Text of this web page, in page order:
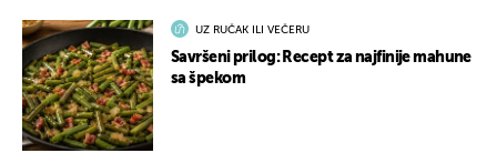
UZ RUČAK ILI VEČERU
Savršeni prilog: Recept za najfinije mahune
sa špekom